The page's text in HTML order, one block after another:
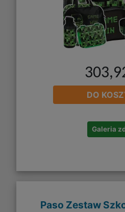
DO
Galeria
Paso Zestaw